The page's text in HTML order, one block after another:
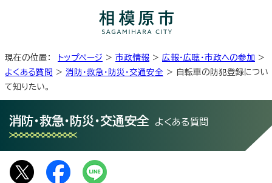
現在の位置： トップページ > 市政情報 > 広報・広聴・市政への参加 >
よくある質問 > 消防・救急・防災・交通安全 > 自転車の防犯登録につい
て知りたい。
消防・救急・防災・交通安全 よくある質問